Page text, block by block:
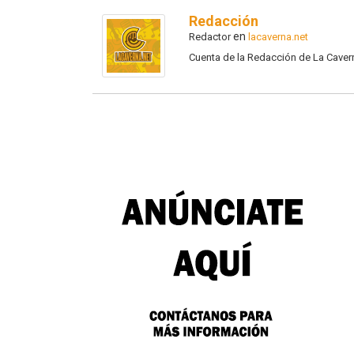
Redacción
Redactoren lacaverna.net
Cuenta de la Redacción de La